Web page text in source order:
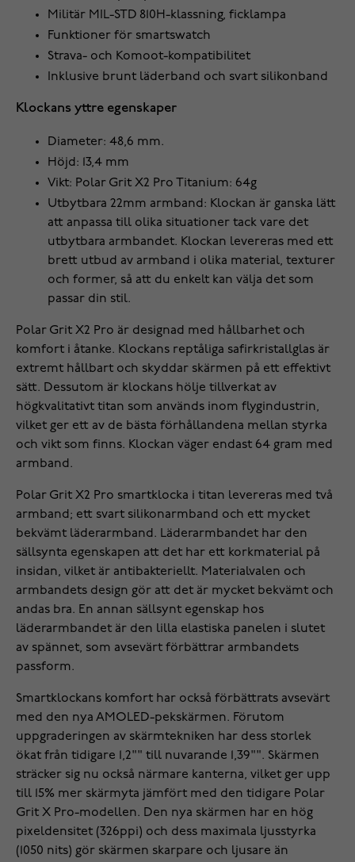
Militär MIL-STD 810H-klassning, ficklampa
Funktioner för smartswatch
Strava- och Komoot-kompatibilitet
Inklusive brunt läderband och svart silikonband
Klockans yttre egenskaper
Diameter: 48,6 mm.
Höjd: 13,4 mm
Vikt: Polar Grit X2 Pro Titanium: 64g
Utbytbara 22mm armband: Klockan är ganska lätt
att anpassa till olika situationer tack vare det
utbytbara armbandet. Klockan levereras med ett
brett utbud av armband i olika material, texturer
och former, så att du enkelt kan välja det som
passar din stil.
Polar Grit X2 Pro är designad med hållbarhet och
komfort i åtanke. Klockans reptåliga safirkristallglas är
extremt hållbart och skyddar skärmen på ett effektivt
sätt. Dessutom är klockans hölje tillverkat av
högkvalitativt titan som används inom flygindustrin,
vilket ger ett av de bästa förhållandena mellan styrka
och vikt som finns. Klockan väger endast 64 gram med
armband.
Polar Grit X2 Pro smartklocka i titan levereras med två
armband; ett svart silikonarmband och ett mycket
bekvämt läderarmband. Läderarmbandet har den
sällsynta egenskapen att det har ett korkmaterial på
insidan, vilket är antibakteriellt. Materialvalen och
armbandets design gör att det är mycket bekvämt och
andas bra. En annan sällsynt egenskap hos
läderarmbandet är den lilla elastiska panelen i slutet
av spännet, som avsevärt förbättrar armbandets
passform.
Smartklockans komfort har också förbättrats avsevärt
med den nya AMOLED-pekskärmen. Förutom
uppgraderingen av skärmtekniken har dess storlek
ökat från tidigare 1,2"" till nuvarande 1,39"". Skärmen
sträcker sig nu också närmare kanterna, vilket ger upp
till 15% mer skärmyta jämfört med den tidigare Polar
Grit X Pro-modellen. Den nya skärmen har en hög
pixeldensitet (326ppi) och dess maximala ljusstyrka
(1050 nits) gör skärmen skarpare och ljusare än